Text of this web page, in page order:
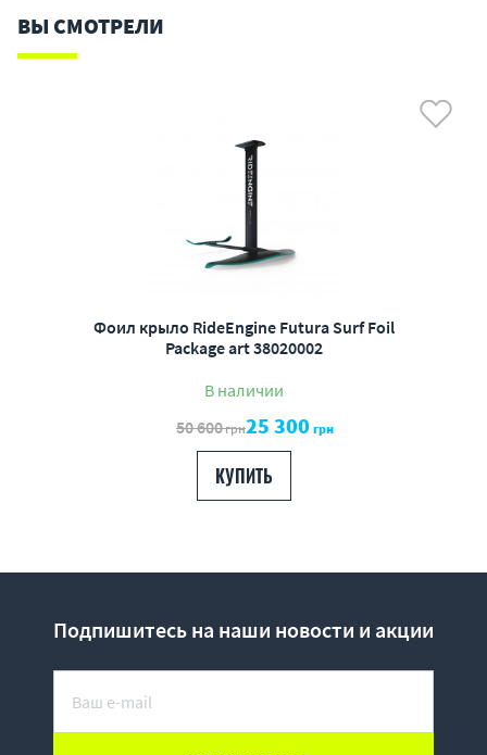
ВЫ СМОТРЕЛИ
Фоил крыло RideEngine Futura Surf Foil
Package art 38020002
В наличии
50 600грн25 300грн
КУПИТЬ
Подпишитесь на наши новости и акции